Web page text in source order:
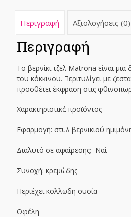
Περιγραφή Αξιολογήσεις (0)
Περιγραφή
Το βερνίκι τζελ Matrona είναι
του κόκκινου. Περιτυλίγει με
προσθέτει έκφραση στις
Χαρακτηριστικά προϊόντος
Εφαρμογή: στυλ βερνικιού
Διαλυτό σε αφαίρεσης; Ναί
Συνοχή: κρεμώδης
Περιέχει κολλώδη ουσία
Οφέλη